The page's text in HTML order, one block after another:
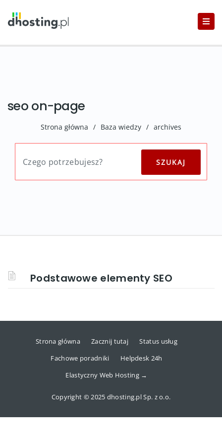
seo on-page
Strona główna / Baza wiedzy / archives
Podstawowe elementy SEO
Strona główna Zacznij tutaj
Status usług
Fachowe poradniki
Helpdesk 24h
Elastyczny Web Hosting →
Copyright © 2025 dhosting.pl Sp. z o.o.